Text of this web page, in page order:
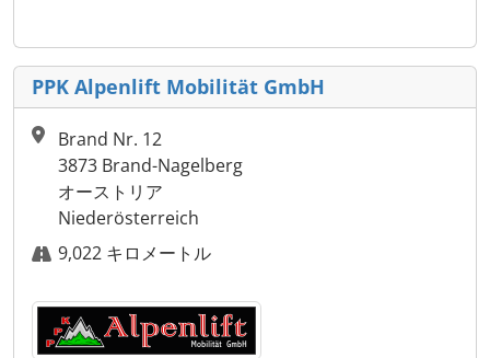
PPK Alpenlift Mobilität GmbH
Brand Nr. 12
3873 Brand-Nagelberg
オーストリア
Niederösterreich
9,022 キロメートル